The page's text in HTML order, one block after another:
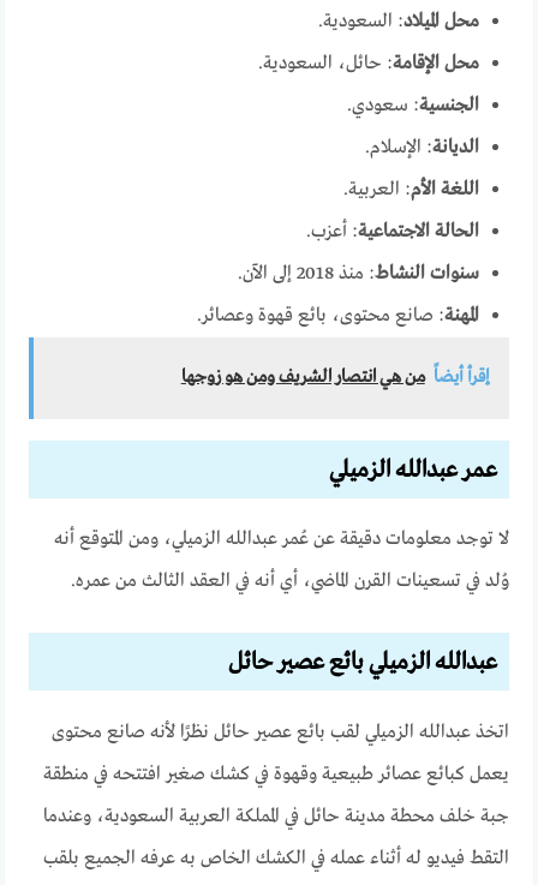
محل الميلاد: السعودية.
محل الإقامة: حائل، السعودية.
الجنسية: سعودي.
الديانة: الإسلام.
اللغة الأم: العربية.
الحالة الاجتماعية: أعزب.
سنوات النشاط: منذ 2018 إلى الآن.
المهنة: صانع محتوى، بائع قهوة وعصائر.
إقرأ أيضاً من هي انتصار الشريف ومن هو زوجها
عمر عبدالله الزميلي
لا توجد معلومات دقيقة عن عُمر عبدالله الزميلي، ومن المتوقع أنه
وُلد في تسعينات القرن الماضي، أي أنه في العقد الثالث من عمره.
عبدالله الزميلي بائع عصير حائل
اتخذ عبدالله الزميلي لقب بائع عصير حائل نظرًا لأنه صانع محتوى
يعمل كبائع عصائر طبيعية وقهوة في كشك صغير افتتحه في منطقة
جبة خلف محطة مدينة حائل في المملكة العربية السعودية، وعندما
التقط فيديو له أثناء عمله في الكشك الخاص به عرفه الجميع بلقب